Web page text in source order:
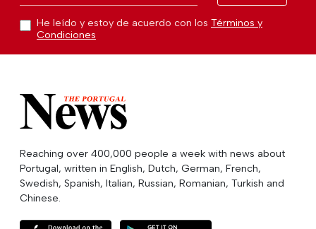
He leído y estoy de acuerdo con los Términos y
Condiciones
Reaching over 400,000 people a week with news about
Portugal, written in English, Dutch, German, French,
Swedish, Spanish, Italian, Russian, Romanian, Turkish and
Chinese.